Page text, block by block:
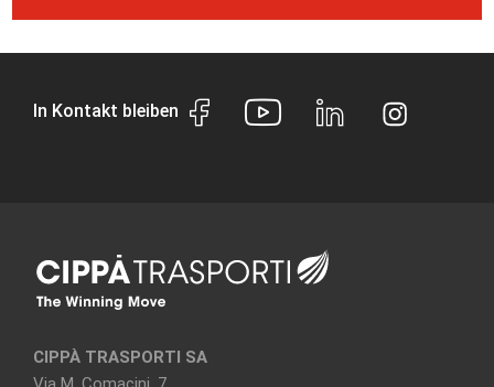
In Kontakt bleiben
CIPPÀ TRASPORTI SA